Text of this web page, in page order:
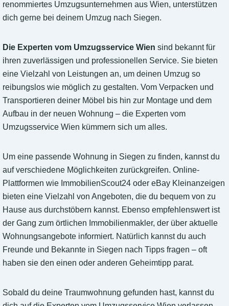
renommiertes Umzugsunternehmen aus Wien, unterstützen
dich gerne bei deinem Umzug nach Siegen.
Die Experten vom Umzugsservice Wien sind bekannt für
ihren zuverlässigen und professionellen Service. Sie bieten
eine Vielzahl von Leistungen an, um deinen Umzug so
reibungslos wie möglich zu gestalten. Vom Verpacken und
Transportieren deiner Möbel bis hin zur Montage und dem
Aufbau in der neuen Wohnung – die Experten vom
Umzugsservice Wien kümmern sich um alles.
Um eine passende Wohnung in Siegen zu finden, kannst du
auf verschiedene Möglichkeiten zurückgreifen. Online-
Plattformen wie ImmobilienScout24 oder eBay Kleinanzeigen
bieten eine Vielzahl von Angeboten, die du bequem von zu
Hause aus durchstöbern kannst. Ebenso empfehlenswert ist
der Gang zum örtlichen Immobilienmakler, der über aktuelle
Wohnungsangebote informiert. Natürlich kannst du auch
Freunde und Bekannte in Siegen nach Tipps fragen – oft
haben sie den einen oder anderen Geheimtipp parat.
Sobald du deine Traumwohnung gefunden hast, kannst du